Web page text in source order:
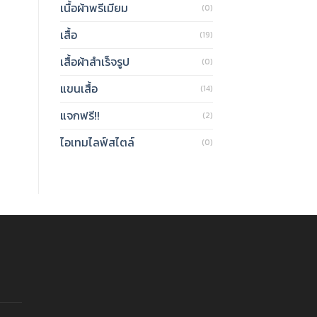
เนื้อผ้าพรีเมียม (0)
เสื้อ (19)
เสื้อผ้าสำเร็จรูป (0)
แขนเสื้อ (14)
แจกฟรี!! (2)
ไอเทมไลฟ์สไตล์ (0)